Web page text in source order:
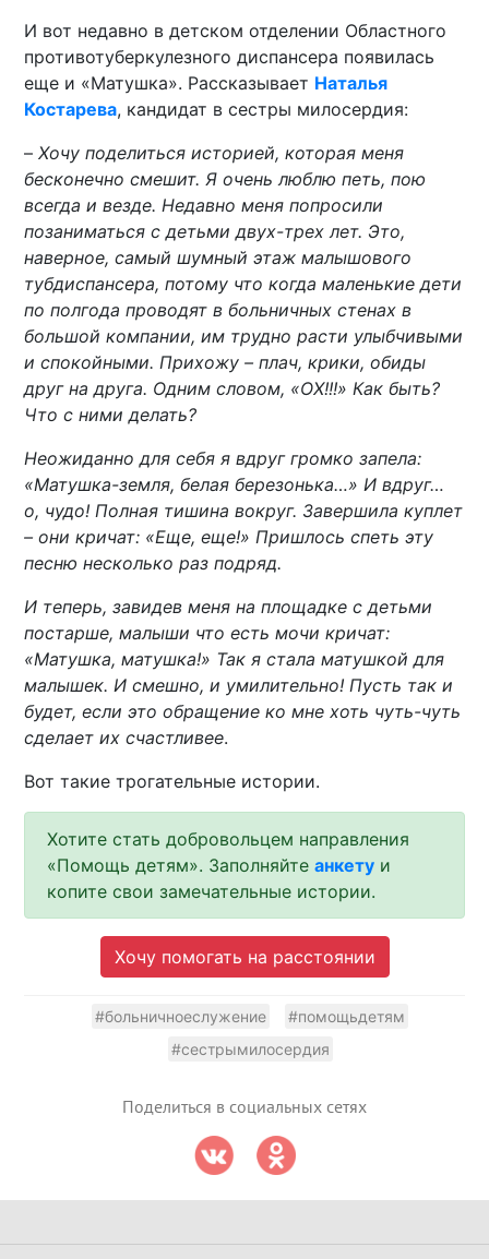
И вот недавно в детском отделении Областного
противотуберкулезного диспансера появилась
еще и «Матушка». Рассказывает Наталья
Костарева, кандидат в сестры милосердия:
–Хочу поделиться историей, которая меня
бесконечно смешит. Я очень люблю петь, пою
всегда и везде. Недавно меня попросили
позаниматься с детьми двух-трех лет. Это,
наверное, самый шумный этаж малышового
тубдиспансера, потому что когда маленькие дети
по полгода проводят в больничных стенах в
большой компании, им трудно расти улыбчивыми
и спокойными. Прихожу – плач, крики, обиды
друг на друга. Одним словом, «ОХ!!!» Как быть?
Что с ними делать?
Неожиданно для себя я вдруг громко запела:
«Матушка-земля, белая березонька…» И вдруг…
о, чудо! Полная тишина вокруг. Завершила куплет
– они кричат: «Еще, еще!» Пришлось спеть эту
песню несколько раз подряд.
И теперь, завидев меня на площадке с детьми
постарше, малыши что есть мочи кричат:
«Матушка, матушка!» Так я стала матушкой для
малышек. И смешно, и умилительно! Пусть так и
будет, если это обращение ко мне хоть чуть-чуть
сделает их счастливее.
Вот такие трогательные истории.
Хотите стать добровольцем направления
«Помощь детям». Заполняйтеанкету и
копите свои замечательные истории.
Хочу помогать на расстоянии
#больничноеслужение
#помощьдетям
#сестрымилосердия
Поделиться в социальных сетях